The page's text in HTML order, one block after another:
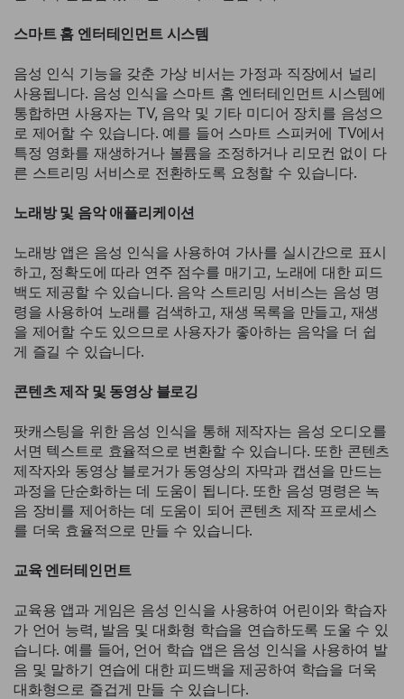
스마트 홈 엔터테인먼트 시스템
음성 인식 기능을 갖춘 가상 비서는 가정과 직장에서 널리
사용됩니다. 음성 인식을 스마트 홈 엔터테인먼트 시스템에
통합하면 사용자는 TV, 음악 및 기타 미디어 장치를 음성으
로 제어할 수 있습니다. 예를 들어 스마트 스피커에 TV에서
특정 영화를 재생하거나 볼륨을 조정하거나 리모컨 없이 다
른 스트리밍 서비스로 전환하도록 요청할 수 있습니다.
노래방 및 음악 애플리케이션
노래방 앱은 음성 인식을 사용하여 가사를 실시간으로 표시
하고, 정확도에 따라 연주 점수를 매기고, 노래에 대한 피드
백도 제공할 수 있습니다. 음악 스트리밍 서비스는 음성 명
령을 사용하여 노래를 검색하고, 재생 목록을 만들고, 재생
을 제어할 수도 있으므로 사용자가 좋아하는 음악을 더 쉽
게 즐길 수 있습니다.
콘텐츠 제작 및 동영상 블로깅
팟캐스팅을 위한 음성 인식을 통해 제작자는 음성 오디오를
서면 텍스트로 효율적으로 변환할 수 있습니다. 또한 콘텐츠
제작자와 동영상 블로거가 동영상의 자막과 캡션을 만드는
과정을 단순화하는 데 도움이 됩니다. 또한 음성 명령은 녹
음 장비를 제어하는 데 도움이 되어 콘텐츠 제작 프로세스
를 더욱 효율적으로 만들 수 있습니다.
교육 엔터테인먼트
교육용 앱과 게임은 음성 인식을 사용하여 어린이와 학습자
가 언어 능력, 발음 및 대화형 학습을 연습하도록 도울 수 있
습니다. 예를 들어, 언어 학습 앱은 음성 인식을 사용하여 발
음 및 말하기 연습에 대한 피드백을 제공하여 학습을 더욱
대화형으로 즐겁게 만들 수 있습니다.